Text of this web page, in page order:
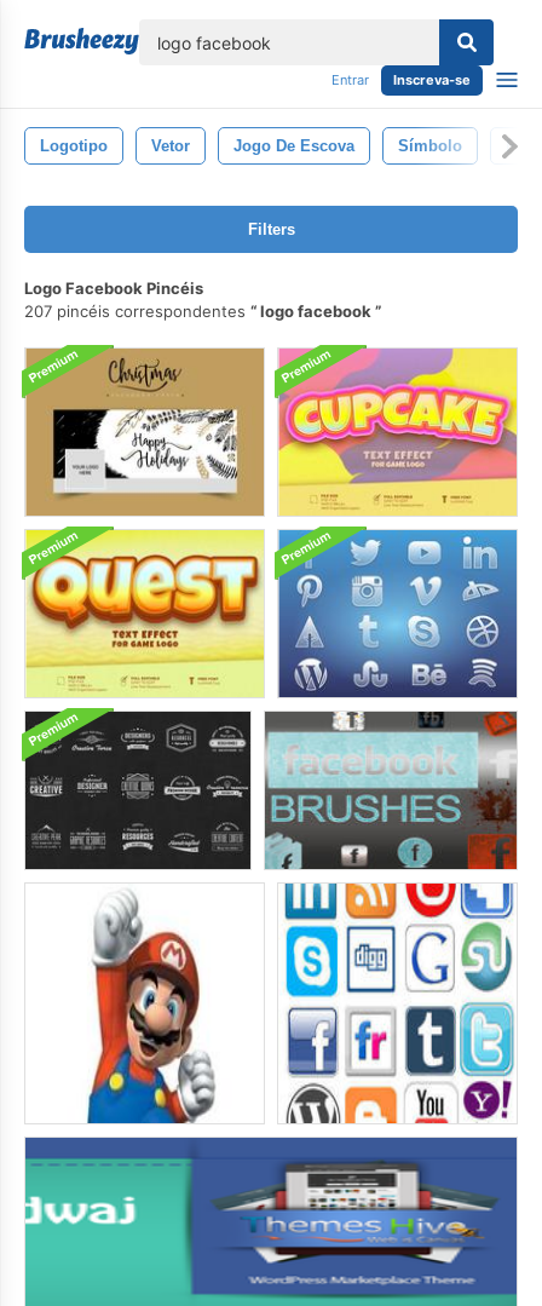
Entrar Inscreva-se
Logotipo Vetor Jogo De Escova Símbolo
Filters
Logo Facebook Pincéis
207 pincéis correspondentes
logo facebook